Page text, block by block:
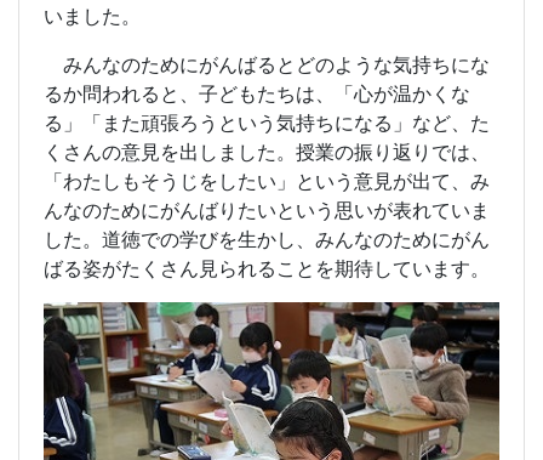
いました。
みんなのためにがんばるとどのような気持ちにな
るか問われると、子どもたちは、「心が温かくな
る」「また頑張ろうという気持ちになる」など、た
くさんの意見を出しました。授業の振り返りでは、
「わたしもそうじをしたい」という意見が出て、み
んなのためにがんばりたいという思いが表れていま
した。道徳での学びを生かし、みんなのためにがん
ばる姿がたくさん見られることを期待しています。